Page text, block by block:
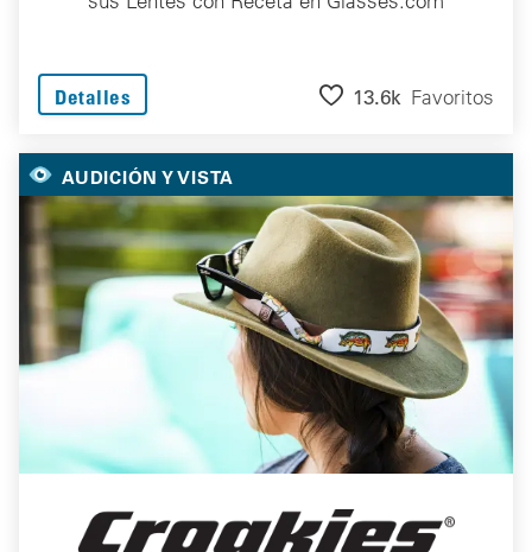
Detalles 13.6k Favoritos
AUDICIÓN Y VISTA